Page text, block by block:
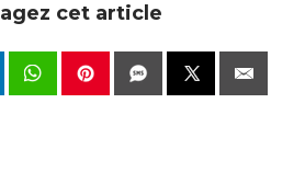
cet article